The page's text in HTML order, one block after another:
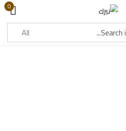
0
Sign in